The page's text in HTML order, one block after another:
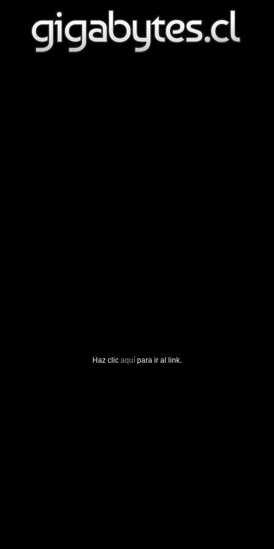
Haz clic aquí para ir al link.